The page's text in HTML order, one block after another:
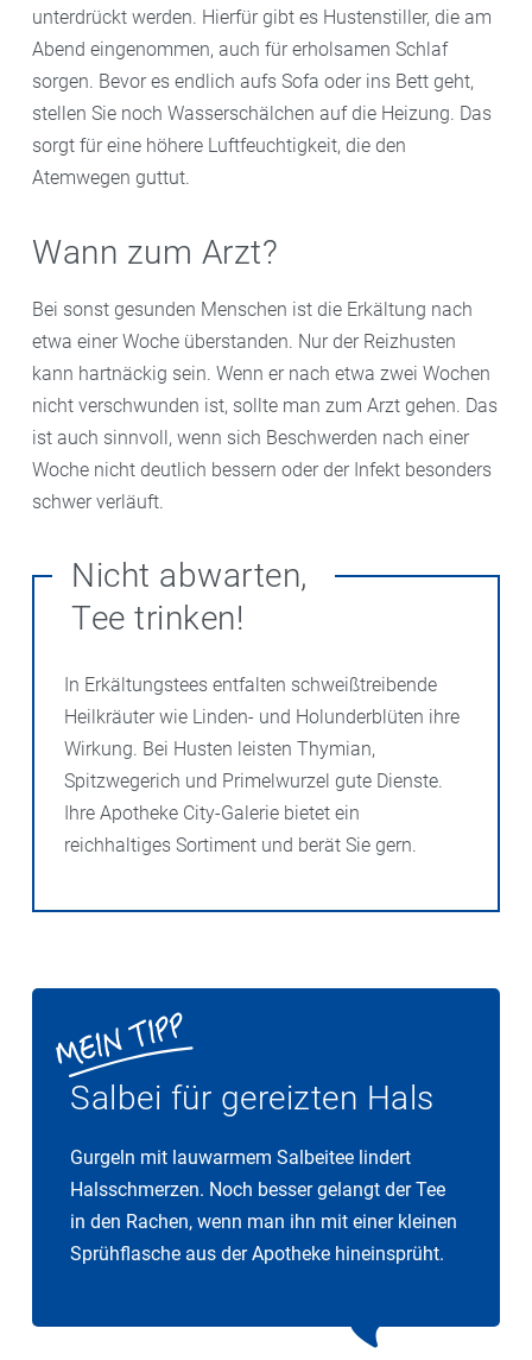
unterdrückt werden. Hierfür gibt es Hustenstiller, die am
Abend eingenommen, auch für erholsamen Schlaf
sorgen. Bevor es endlich aufs Sofa oder ins Bett geht,
stellen Sie noch Wasserschälchen auf die Heizung. Das
sorgt für eine höhere Luftfeuchtigkeit, die den
Atemwegen guttut.
Wann zum Arzt?
Bei sonst gesunden Menschen ist die Erkältung nach
etwa einer Woche überstanden. Nur der Reizhusten
kann hartnäckig sein. Wenn er nach etwa zwei Wochen
nicht verschwunden ist, sollte man zum Arzt gehen. Das
ist auch sinnvoll, wenn sich Beschwerden nach einer
Woche nicht deutlich bessern oder der Infekt besonders
schwer verläuft.
Nicht abwarten,
Tee trinken!
In Erkältungstees entfalten schweißtreibende
Heilkräuter wie Linden- und Holunderblüten ihre
Wirkung. Bei Husten leisten Thymian,
Spitzwegerich und Primelwurzel gute Dienste.
Ihre Apotheke City-Galerie bietet ein
reichhaltiges Sortiment und berät Sie gern.
Salbei für gereizten Hals
Gurgeln mit lauwarmem Salbeitee lindert
Halsschmerzen. Noch besser gelangt der Tee
in den Rachen, wenn man ihn mit einer kleinen
Sprühflasche aus der Apotheke hineinsprüht.